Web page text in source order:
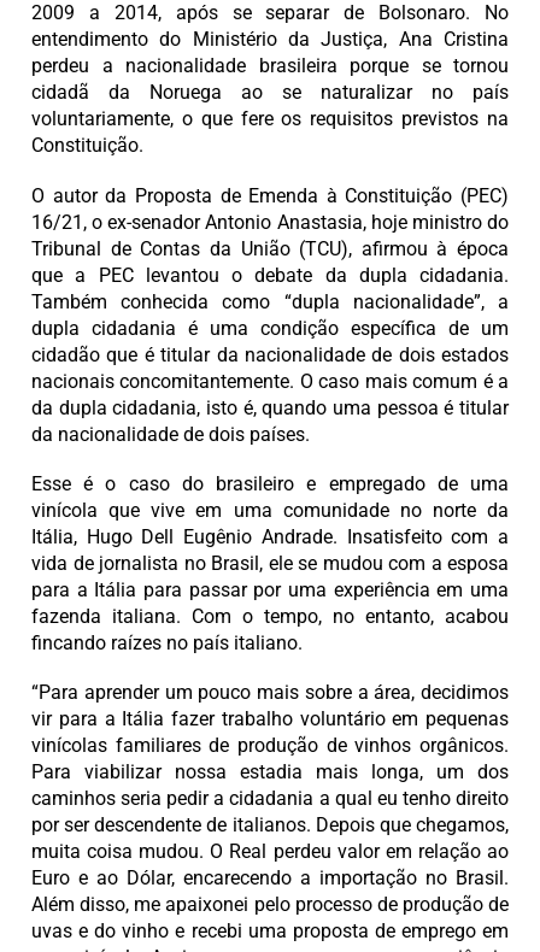
2009 a 2014, após se separar de Bolsonaro. No
entendimento do Ministério da Justiça, Ana Cristina
perdeu a nacionalidade brasileira porque se tornou
cidadã da Noruega ao se naturalizar no país
voluntariamente, o que fere os requisitos previstos na
Constituição.
O autor da Proposta de Emenda à Constituição (PEC)
16/21, o ex-senador Antonio Anastasia, hoje ministro do
Tribunal de Contas da União (TCU), afirmou à época
que a PEC levantou o debate da dupla cidadania.
Também conhecida como “dupla nacionalidade”, a
dupla cidadania é uma condição específica de um
cidadão que é titular da nacionalidade de dois estados
nacionais concomitantemente. O caso mais comum é a
da dupla cidadania, isto é, quando uma pessoa é titular
da nacionalidade de dois países.
Esse é o caso do brasileiro e empregado de uma
vinícola que vive em uma comunidade no norte da
Itália, Hugo Dell Eugênio Andrade. Insatisfeito com a
vida de jornalista no Brasil, ele se mudou com a esposa
para a Itália para passar por uma experiência em uma
fazenda italiana. Com o tempo, no entanto, acabou
fincando raízes no país italiano.
“Para aprender um pouco mais sobre a área, decidimos
vir para a Itália fazer trabalho voluntário em pequenas
vinícolas familiares de produção de vinhos orgânicos.
Para viabilizar nossa estadia mais longa, um dos
caminhos seria pedir a cidadania a qual eu tenho direito
por ser descendente de italianos. Depois que chegamos,
muita coisa mudou. O Real perdeu valor em relação ao
Euro e ao Dólar, encarecendo a importação no Brasil.
Além disso, me apaixonei pelo processo de produção de
uvas e do vinho e recebi uma proposta de emprego em